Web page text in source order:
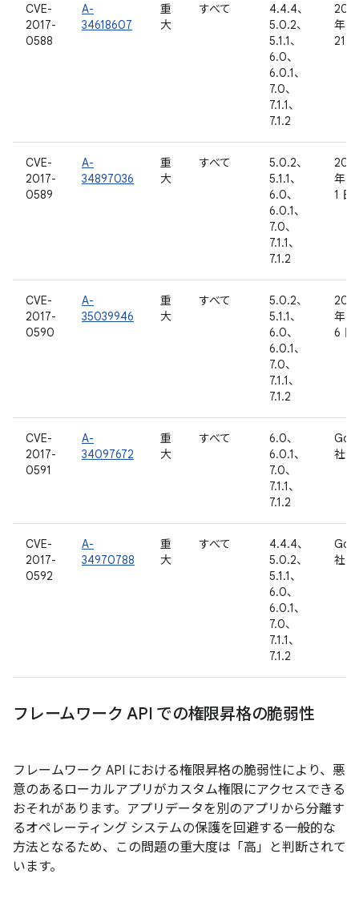
CVE-
2017-
0588
A-
34618607
重
大
すべて
4.4.4、
5.0.2、
5.1.1、
6.0、
6.0.1、
7.0、
7.1.1、
7.1.2
2017
年 1
21 日
CVE-
2017-
0589
A-
34897036
重
大
すべて
5.0.2、
5.1.1、
6.0、
6.0.1、
7.0、
7.1.1、
7.1.2
2017
年 2
1 日
CVE-
2017-
0590
A-
35039946
重
大
すべて
5.0.2、
5.1.1、
6.0、
6.0.1、
7.0、
7.1.1、
7.1.2
2017
年 2
6 日
CVE-
2017-
0591
A-
34097672
重
大
すべて
6.0、
6.0.1、
7.0、
7.1.1、
7.1.2
社内
CVE-
2017-
0592
A-
34970788
重
大
すべて
4.4.4、
5.0.2、
5.1.1、
6.0、
6.0.1、
7.0、
7.1.1、
7.1.2
社内
フレームワーク API での権限昇格の脆弱性
フレームワーク API における権限昇格の脆弱性により、悪
意のあるローカルアプリがカスタム権限にアクセスできる
おそれがあります。アプリデータを別のアプリから分離す
るオペレーティング システムの保護を回避する一般的な
方法となるため、この問題の重大度は「高」と判断されて
います。